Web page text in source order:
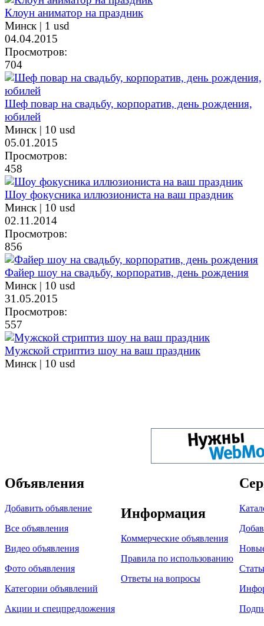
Клоун аниматор на праздник
Минск | 1 usd
04.04.2015
Просмотров:
704
Шеф повар на свадьбу, корпоратив, день рождения,
юбилей
Минск | 10 usd
05.01.2015
Просмотров:
458
Шоу фокусника иллюзиониста на ваш праздник
Минск | 10 usd
02.11.2014
Просмотров:
856
Файер шоу на свадьбу, корпоратив, день рождения
Минск | 10 usd
31.05.2015
Просмотров:
557
Мужской стриптиз шоу на ваш праздник
Минск | 10 usd
Объявления
Добавить объявление
Все объявления
Видео объявления
Фото объявления
Категории объявлений
Акции и спецпредложения
Информация
Коммерческие объявления
Правила по использованию
Ответы на вопросы